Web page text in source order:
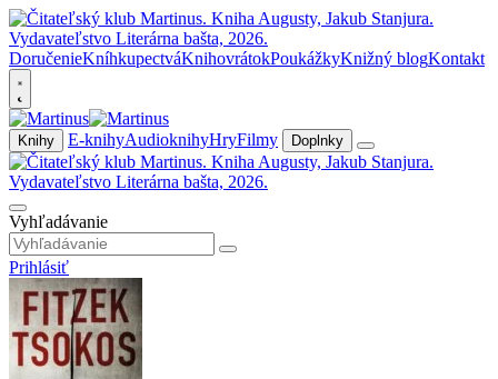
DoručenieKníhkupectváKnihovrátokPoukážkyKnižný blogKontakt
Knihy E-knihyAudioknihyHryFilmy Doplnky
Vyhľadávanie
Prihlásiť